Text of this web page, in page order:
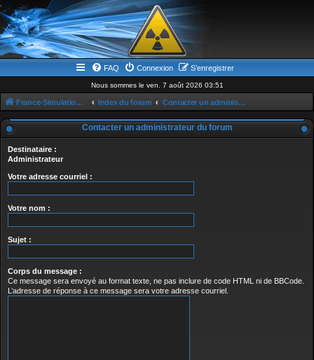
FAQ Connexion S’enregistrer
Nous sommes le ven. 7 août 2026 03:51
France-Simulation / Simulation-france-magazine.com Index du forum Contacter un administrateur du forum
Contacter un administrateur du forum
Destinataire :
Administrateur
Votre adresse courriel :
Votre nom :
Sujet :
Corps du message :
Ce message sera envoyé au format texte, ne pas inclure de code HTML ni de BBCode.
L’adresse de réponse à ce message sera votre adresse courriel.